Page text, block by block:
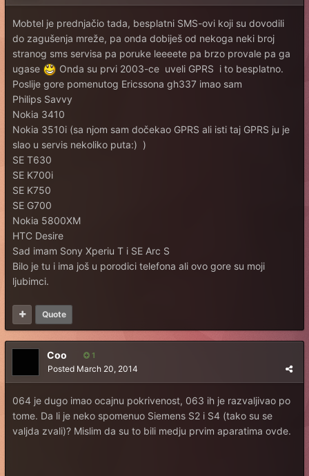
Mobtel je prednjačio tada, besplatni SMS-ovi koji su dovodili
do zagušenja mreže, pa onda dobiješ od nekoga neki broj
stranog sms servisa pa poruke leeeete pa brzo provale pa ga
ugase
Onda su prvi 2003-ce uveli GPRS i to besplatno.
Poslije gore pomenutog Ericssona gh337 imao sam
Philips Savvy
Nokia 3410
Nokia 3510i (sa njom sam dočekao GPRS ali isti taj GPRS ju je
slao u servis nekoliko puta:) )
SE T630
SE K700i
SE K750
SE G700
Nokia 5800XM
HTC Desire
Sad imam Sony Xperiu T i SE Arc S
Bilo je tu i ima još u porodici telefona ali ovo gore su moji
ljubimci.
Quote
Coo 1
Posted March 20, 2014
064 je dugo imao ocajnu pokrivenost, 063 ih je razvaljivao po
tome. Da li je neko spomenuo Siemens S2 i S4 (tako su se
valjda zvali)? Mislim da su to bili medju prvim aparatima ovde.